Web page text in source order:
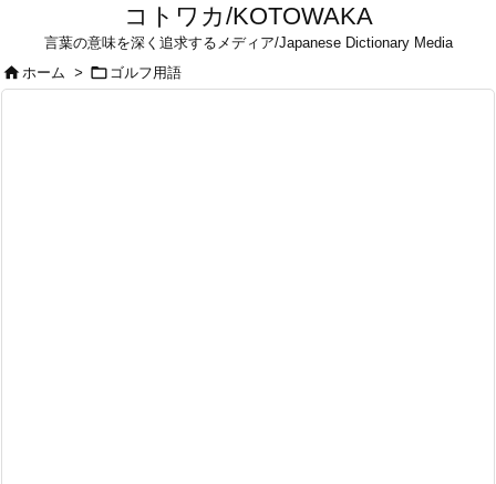
コトワカ/KOTOWAKA
言葉の意味を深く追求するメディア/Japanese Dictionary Media
ホーム >  ゴルフ用語